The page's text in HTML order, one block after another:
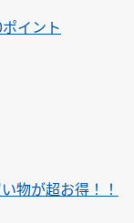
イント
物が超お得！！